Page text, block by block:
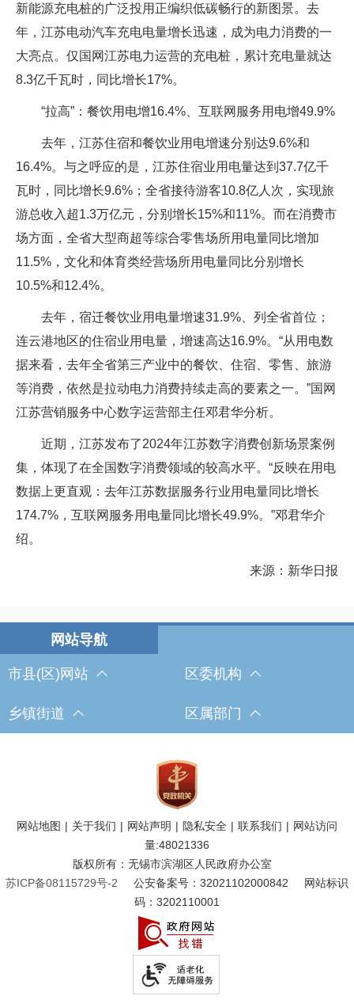
新能源充电桩的广泛投用正编织低碳畅行的新图景。去
年，江苏电动汽车充电电量增长迅速，成为电力消费的一
大亮点。仅国网江苏电力运营的充电桩，累计充电量就达
8.3亿千瓦时，同比增长17%。
“拉高”：餐饮用电增16.4%、互联网服务用电增49.9%
去年，江苏住宿和餐饮业用电增速分别达9.6%和
16.4%。与之呼应的是，江苏住宿业用电量达到37.7亿千
瓦时，同比增长9.6%；全省接待游客10.8亿人次，实现旅
游总收入超1.3万亿元，分别增长15%和11%。而在消费市
场方面，全省大型商超等综合零售场所用电量同比增加
11.5%，文化和体育类经营场所用电量同比分别增长
10.5%和12.4%。
去年，宿迁餐饮业用电量增速31.9%、列全省首位；
连云港地区的住宿业用电量，增速高达16.9%。“从用电数
据来看，去年全省第三产业中的餐饮、住宿、零售、旅游
等消费，依然是拉动电力消费持续走高的要素之一。”国网
江苏营销服务中心数字运营部主任邓君华分析。
近期，江苏发布了2024年江苏数字消费创新场景案例
集，体现了在全国数字消费领域的较高水平。“反映在用电
数据上更直观：去年江苏数据服务行业用电量同比增长
174.7%，互联网服务用电量同比增长49.9%。”邓君华介
绍。
来源：新华日报
市县(区)网站 区委机构
乡镇街道 区属部门
网站地图 | 关于我们 | 网站声明 | 隐私安全 | 联系我们 | 网站访问
量:48021336
版权所有：无锡市滨湖区人民政府办公室
苏ICP备08115729号-2
公安备案号：32021102000842
网站标识
码：3202110001